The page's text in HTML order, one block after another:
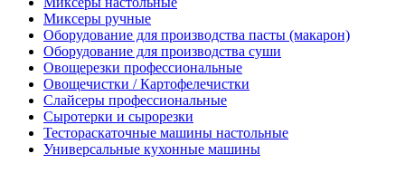
Миксеры ручные
Оборудование для производства пасты (макарон)
Оборудование для производства суши
Овощерезки профессиональные
Овощечистки / Картофелечистки
Слайсеры профессиональные
Сыротерки и сырорезки
Тестораскаточные машины настольные
Универсальные кухонные машины